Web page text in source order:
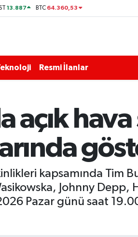
13.887 BTC 64.360,53
Resmi İlanlar
açık
kapsamında Tim
Johnny
Pazar günü saat